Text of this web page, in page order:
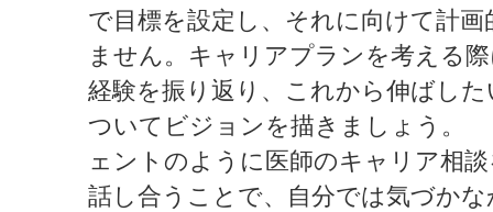
で目標を設定し、それに向けて計
ません。キャリアプランを考える
経験を振り返り、これから伸ばし
ついてビジョンを描きましょう。
ェントのように医師のキャリア相
話し合うことで、自分では気づか